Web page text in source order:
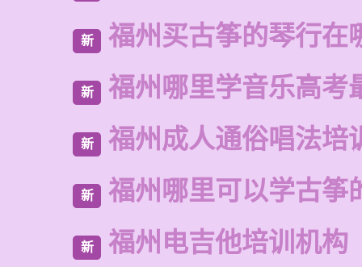
新 福州买古筝的琴行在
新 福州哪里学音乐高考
新 福州成人通俗唱法培
新 福州哪里可以学古筝
新 福州电吉他培训机构